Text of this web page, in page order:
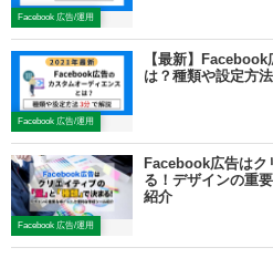
Facebook 広告/運用
Facebook 広告/運用
【最新】
は？種類や設定方
Facebook 広告/運用
Facebook広告はク
る！デザインの重
紹介